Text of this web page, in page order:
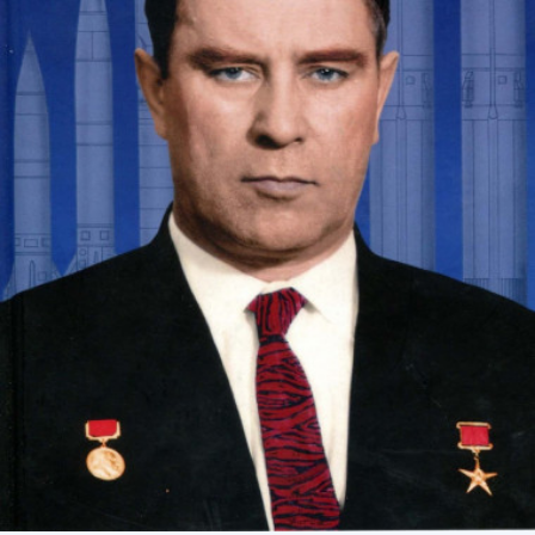
СТРУКТУРА
Президія НАН України
Апарат Президії
Секція фізико-технічних і математичних
наук
Секція хімічних і біологічних наук
Секція суспільних і гуманітарних наук
Установи при Президії
Ради, комітети та комісії
Наукові центри МОН та НАН України
Громадські організації